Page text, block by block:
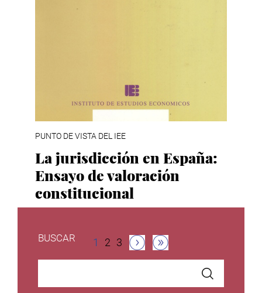
BUSCAR
PUNTO DE VISTA DEL IEE
La jurisdicción en España:
Ensayo de valoración
constitucional
Paginación
Página
1 Página
2 Página
3